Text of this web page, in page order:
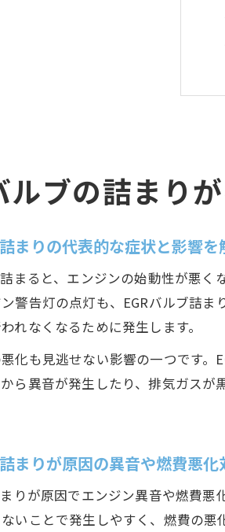
ルブの詰まり
まりの代表的な症状と影響を
まると、エンジンの始動性が悪
警告灯の点灯も、EGRバルブ詰
れなくなるために発生します。
化も見逃せない影響の一つです
ら異音が発生したり、排気ガス
まりが原因の異音や燃費悪化
りが原因でエンジン異音や燃費
いことで発生しやすく、燃費の悪